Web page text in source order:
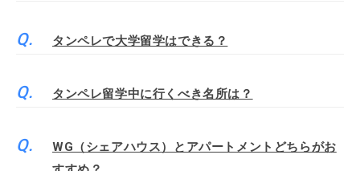
タンペレで大学留学はできる？
タンペレ留学中に行くべき名所は？
WG（シェアハウス）とアパートメントどちらがお